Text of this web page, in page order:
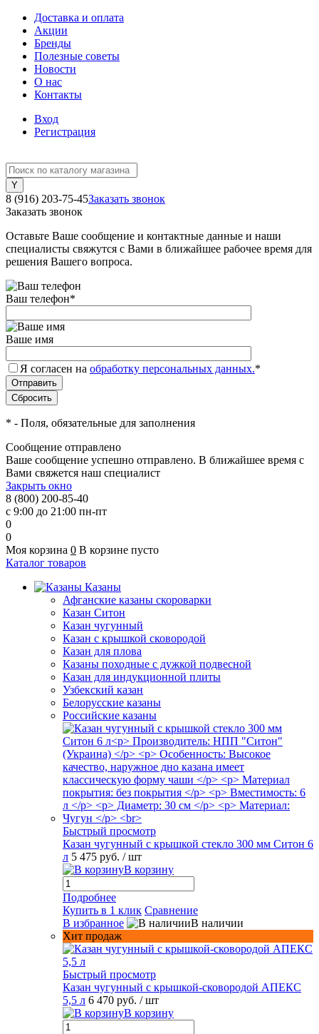
Доставка и оплата
Акции
Бренды
Полезные советы
Новости
О нас
Контакты
Вход
Регистрация
8 (916) 203-75-45Заказать звонок
Заказать звонок
Оставьте Ваше сообщение и контактные данные и наши
специалисты свяжутся с Вами в ближайшее рабочее время для
решения Вашего вопроса.
Ваш телефон*
Ваше имя
Я согласен на обработку персональных данных.*
* - Поля, обязательные для заполнения
Сообщение отправлено
Ваше сообщение успешно отправлено. В ближайшее время с
Вами свяжется наш специалист
Закрыть окно
8 (800) 200-85-40
с 9:00 до 21:00 пн-пт
0
0
Моя корзина 0 В корзине пусто
Каталог товаров
Казаны
Афганские казаны скороварки
Казан Ситон
Казан чугунный
Казан с крышкой сковородой
Казан для плова
Казаны походные с дужкой подвесной
Казан для индукционной плиты
Узбекский казан
Белорусские казаны
Российские казаны
Быстрый просмотр
Казан чугунный с крышкой стекло 300 мм Ситон 6
л 5 475 руб. / шт
В корзину
Подробнее
Купить в 1 клик Сравнение
В избранное
В наличии
Хит продаж
Быстрый просмотр
Казан чугунный с крышкой-сковородой АПЕКС
5,5 л 6 470 руб. / шт
В корзину